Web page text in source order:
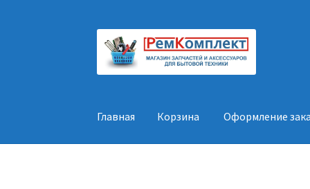
Перейти
навигации
Перейти
содержимому
Главная Корзина Оформление